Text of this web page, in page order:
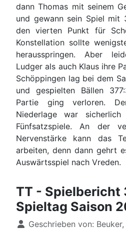
dann Thomas mit seinem
und gewann sein Spiel mit
den vierten Punkt für
Konstellation sollte
herausspringen. Aber
Ludger als auch Klaus ihre
Schöppingen lag bei dem
und gespielten Bällen
Partie ging verloren.
Niederlage war
Fünfsatzspiele. An der
Nervenstärke kann das
arbeiten, denn dann gehrt
Auswärtsspiel nach Vreden.
TT - Spielbericht
Spieltag Saison
Details
Geschrieben von: Beuker,